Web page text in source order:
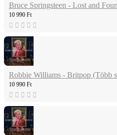
Bruce Springsteen - Lost and
10 990 Ft
Robbie Williams - Britpop (Több
10 990 Ft